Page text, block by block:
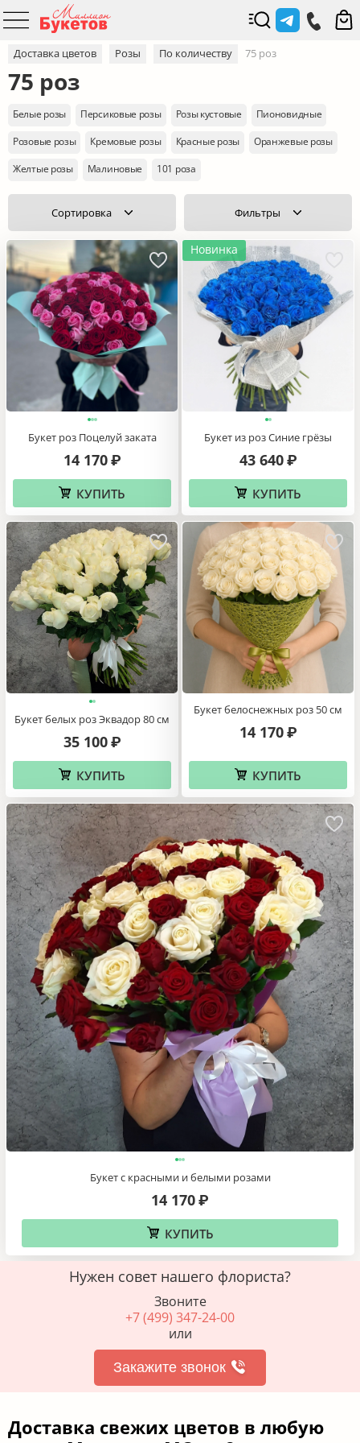
Доставка цветов Розы По количеству 75 роз
75 роз
Белые розы Персиковые розы Розы кустовые
Пионовидные
Розовые розы
Кремовые розы Красные розы
Оранжевые розы
Желтые розы
Малиновые 101 роза
Сортировка Фильтры
Букет роз Поцелуй заката
14 170 ₽
КУПИТЬ
Новинка
Букет из роз Синие грёзы
43 640 ₽
КУПИТЬ
Букет белых роз Эквадор 80 см
35 100 ₽
КУПИТЬ
Букет белоснежных роз 50 см
14 170 ₽
КУПИТЬ
Букет с красными и белыми розами
14 170₽
КУПИТЬ
Нужен совет нашего флориста?
Звоните
+7 (499) 347-24-00
или
Закажите звонок
Доставка свежих цветов в любую